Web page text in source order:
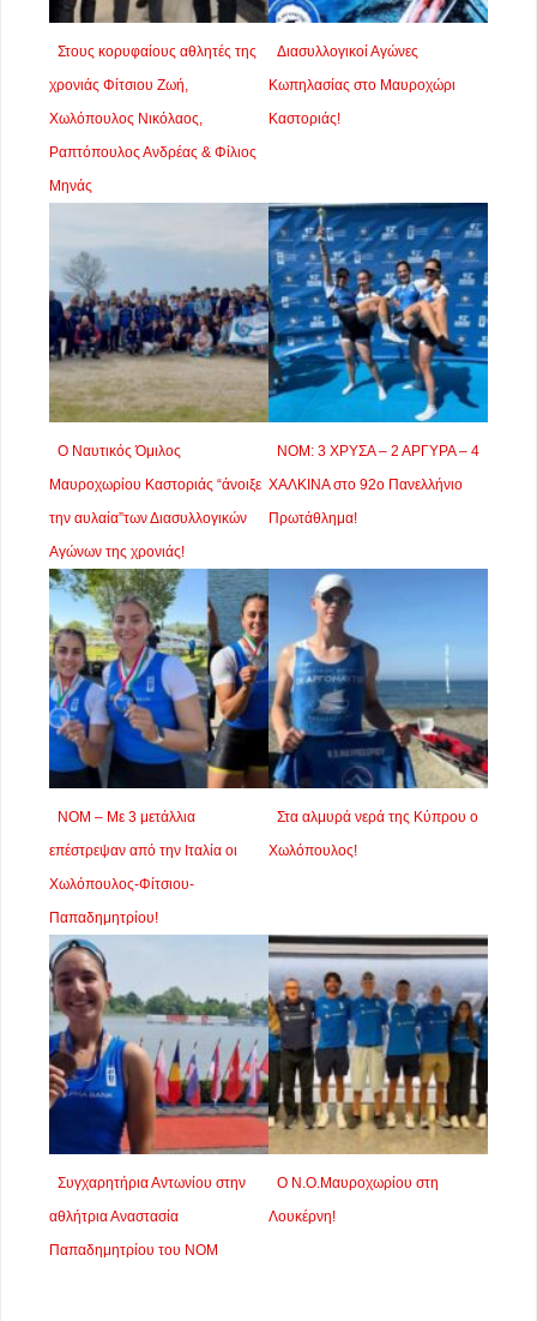
Στους κορυφαίους αθλητές της
χρονιάς Φίτσιου Ζωή,
Χωλόπουλος Νικόλαος,
Ραπτόπουλος Ανδρέας & Φίλιος
Μηνάς
Διασυλλογικοί Αγώνες
Κωπηλασίας στο Μαυροχώρι
Καστοριάς!
Ο Ναυτικός Όμιλος
Μαυροχωρίου Καστοριάς “άνοιξε
την αυλαία”των Διασυλλογικών
Αγώνων της χρονιάς!
ΝΟΜ: 3 ΧΡΥΣΑ – 2 ΑΡΓΥΡΑ – 4
ΧΑΛΚΙΝΑ στο 92ο Πανελλήνιο
Πρωτάθλημα!
ΝΟΜ – Με 3 μετάλλια
επέστρεψαν από την Ιταλία οι
Χωλόπουλος-Φίτσιου-
Παπαδημητρίου!
Στα αλμυρά νερά της Κύπρου ο
Χωλόπουλος!
Συγχαρητήρια Αντωνίου στην
αθλήτρια Αναστασία
Παπαδημητρίου του ΝΟΜ
Ο Ν.Ο.Μαυροχωρίου στη
Λουκέρνη!